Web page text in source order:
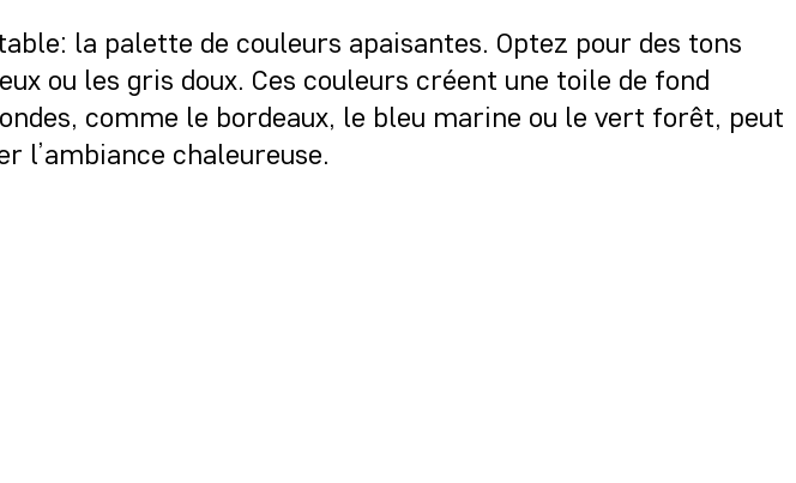
la palette de couleurs apaisantes. Optez pour des tons
ou les gris doux. Ces couleurs créent une toile de fond
comme le bordeaux, le bleu marine ou le vert forêt, peut
l’ambiance chaleureuse.